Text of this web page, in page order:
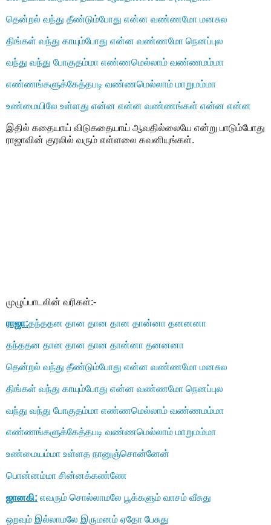
தென்றல் வந்து தீண்டும்போது என்ன வண்ணமோ மனசுல
திங்கள் வந்து காயும்போது என்ன வண்ணமோ நெனப்புல
வந்து வந்து போகுதம்மா எண்ணமெல்லாம் வண்ணமம்மா
எண்ணங்களுக்கேத்தபடி வண்ணமெல்லாம் மாறுமம்மா
உண்மையிலே உள்ளது என்ன என்ன வண்ணங்கள் என்ன என்ன
இதில் கதையாய் விடுகதையாய் ஆவதில்லையே என்று பாடும்போது
ராஜாவின் குரலில் வரும் எள்ளலை கவனியுங்கள்.
முழுப்பாடலின் வரிகள்:-
ராஜா:தந்ததன தான தான தான தான்னா தனனனா
தந்ததன தான தான தான தான்னா தனனனா
தென்றல் வந்து தீண்டும்போது என்ன வண்ணமோ மனசுல
திங்கள் வந்து காயும்போது என்ன வண்ணமோ நெனப்புல
வந்து வந்து போகுதம்மா எண்ணமெல்லாம் வண்ணமம்மா
எண்ணங்களுக்கேத்தபடி வண்ணமெல்லாம் மாறுமம்மா
உண்மையம்மா உள்ளத நானுஞ்சொன்னேன்
பொன்னம்மா சின்னக்கண்ணே
ஜானகி: எவரும் சொல்லாமலே பூக்களும் வாசம் வீசுது
ஒறவும் இல்லாமலே இருமனம் ஏதோ பேசுது